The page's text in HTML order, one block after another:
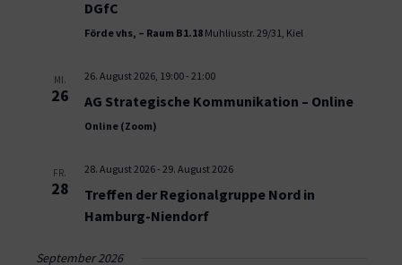
DGfC
Förde vhs, – Raum B1.18 Muhliusstr. 29/31, Kiel
MI.
26
26. August 2026, 19:00- 21:00
AG Strategische Kommunikation – Online
Online (Zoom)
FR.
28
28. August 2026- 29. August 2026
Treffen der Regionalgruppe Nord in
Hamburg-Niendorf
September 2026